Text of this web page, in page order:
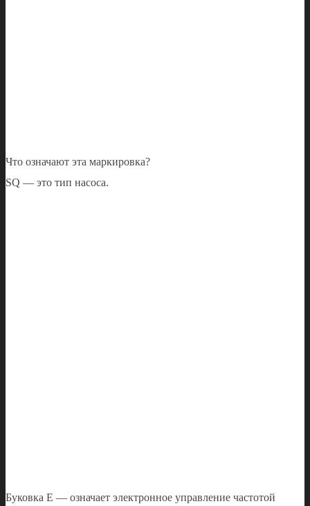
Что означают эта маркировка?
SQ — это тип насоса.
Буковка Е — означает электронное управление частотой